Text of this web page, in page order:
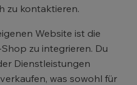
zu kontaktieren.
Website ist die
zu integrieren. Du
Dienstleistungen
was sowohl für